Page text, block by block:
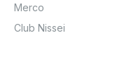
Merco
Club Nissei